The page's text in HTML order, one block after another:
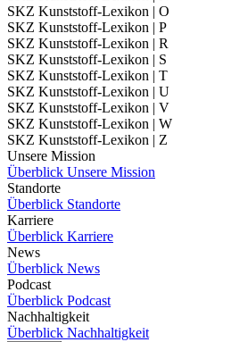
SKZ Kunststoff-Lexikon | O
SKZ Kunststoff-Lexikon | P
SKZ Kunststoff-Lexikon | R
SKZ Kunststoff-Lexikon | S
SKZ Kunststoff-Lexikon | T
SKZ Kunststoff-Lexikon | U
SKZ Kunststoff-Lexikon | V
SKZ Kunststoff-Lexikon | W
SKZ Kunststoff-Lexikon | Z
Unsere Mission
Überblick Unsere Mission
Standorte
Überblick Standorte
Karriere
Überblick Karriere
News
Überblick News
Podcast
Überblick Podcast
Nachhaltigkeit
Überblick Nachhaltigkeit